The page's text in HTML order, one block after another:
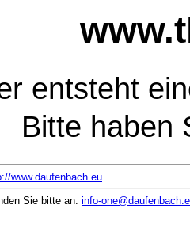
entsteht
Bitte haben
www.daufenbach.eu
Sie bitte an: info-